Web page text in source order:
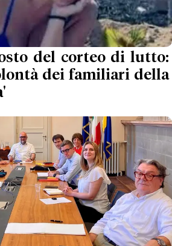
del corteo di lutto:
dei familiari della